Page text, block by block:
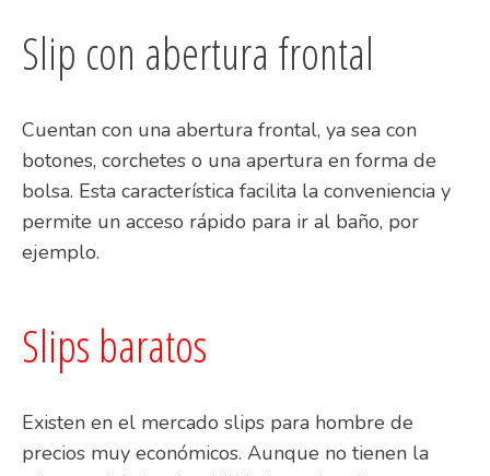
Slip con abertura frontal
Cuentan con una abertura frontal, ya sea con
botones, corchetes o una apertura en forma de
bolsa. Esta característica facilita la conveniencia y
permite un acceso rápido para ir al baño, por
ejemplo.
Slips baratos
Existen en el mercado slips para hombre de
precios muy económicos. Aunque no tienen la